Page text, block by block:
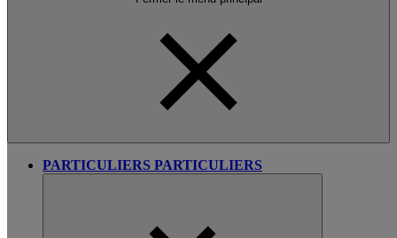
PARTICULIERS PARTICULIERS